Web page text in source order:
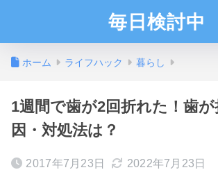
毎日検討中
ホーム ライフハック 暮らし
1週間で歯が2回折れた！歯
因・対処法は？
2017年7月23日 2022年7月23日